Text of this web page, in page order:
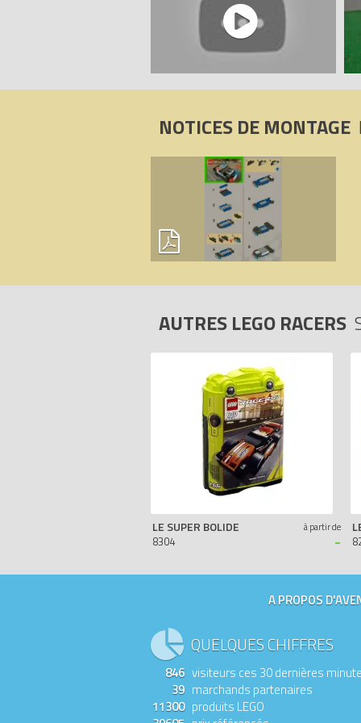
NOTICES DE MONTAGE
AUTRES LEGO RACERS
LE SUPER BOLIDE
8304
à partir de
-
A PROPOS
QUELQUES CHIFFRES
846 visiteurs ces 30 dernières
39 marchands partenaires
11300 produits LEGO